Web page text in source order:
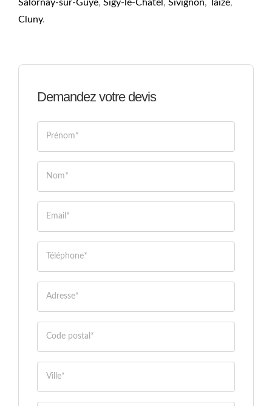
Salornay-sur-Guye, Sigy-le-Châtel , Sivignon, Taizé,
Cluny.
Demandez votre devis